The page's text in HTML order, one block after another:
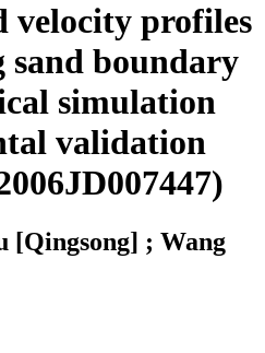
velocity profiles
boundary
simulation
validation
[Qingsong] ; Wang